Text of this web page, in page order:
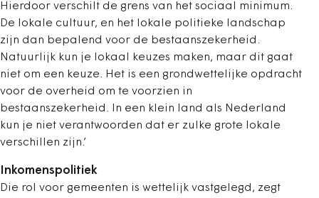
Hierdoor verschilt de grens van het sociaal minimum.
De lokale cultuur, en het lokale politieke landschap
zijn dan bepalend voor de bestaanszekerheid.
Natuurlijk kun je lokaal keuzes maken, maar dit gaat
niet om een keuze. Het is een grondwettelijke opdracht
voor de overheid om te voorzien in
bestaanszekerheid. In een klein land als Nederland
kun je niet verantwoorden dat er zulke grote lokale
verschillen zijn.’
Inkomenspolitiek
Die rol voor gemeenten is wettelijk vastgelegd, zegt